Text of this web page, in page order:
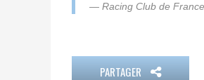
— Racing Club de
PARTAGER